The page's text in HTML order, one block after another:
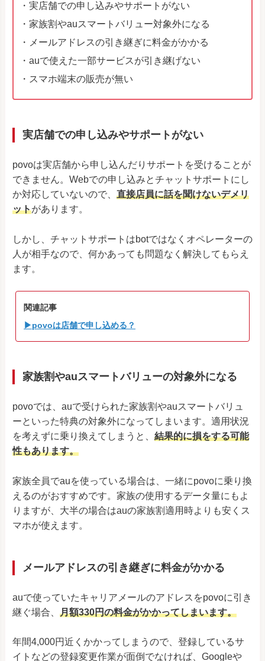
・実店舗での申し込みやサポートがない
・家族割やauスマートバリュー対象外になる
・メールアドレスの引き継ぎに料金がかかる
・auで使えた一部サービスが引き継げない
・スマホ端末の販売が無い
実店舗での申し込みやサポートがない
povoは実店舗から申し込んだりサポートを受けることが
できません。Webでの申し込みとチャットサポートにし
か対応していないので、 直接店員に話を聞けないデメリ
ットがあります。
しかし、チャットサポートはbotではなくオペレーターの
人が相手なので、何かあっても問題なく解決してもらえ
ます。
関連記事
▶povoは店舗で申し込める？
家族割やauスマートバリューの対象外になる
povoでは、auで受けられた家族割やauスマートバリュ
ーといった特典の対象外になってしまいます。適用状況
を考えずに乗り換えてしまうと、 結果的に損をする可能
性もあります。
家族全員でauを使っている場合は、一緒にpovoに乗り換
えるのがおすすめです。家族の使用するデータ量にもよ
りますが、大半の場合はauの家族割適用時よりも安くス
マホが使えます。
メールアドレスの引き継ぎに料金がかかる
auで使っていたキャリアメールのアドレスをpovoに引き
継ぐ場合、 月額330円の料金がかかってしまいます。
年間4,000円近くかかってしまうので、登録しているサ
イトなどの登録変更作業が面倒でなければ、Googleや